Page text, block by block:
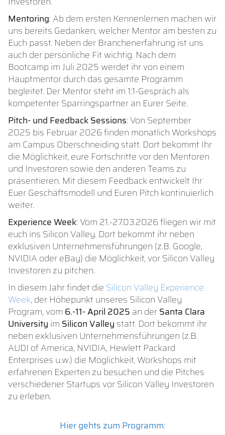
Mentoring: Ab dem ersten Kennenlernen machen wir
uns bereits Gedanken, welcher Mentor am besten zu
Euch passt. Neben der Branchenerfahrung ist uns
auch der persönliche Fit wichtig. Nach dem
Bootcamp im Juli 2025 werdet ihr von einem
Hauptmentor durch das gesamte Programm
begleitet. Der Mentor steht im 1:1-Gespräch als
kompetenter Sparringspartner an Eurer Seite.
Pitch- und Feedback Sessions: Von September
2025 bis Februar 2026 finden monatlich Workshops
am Campus Oberschneiding statt. Dort bekommt Ihr
die Möglichkeit, eure Fortschritte vor den Mentoren
und Investoren sowie den anderen Teams zu
präsentieren. Mit diesem Feedback entwickelt Ihr
Euer Geschäftsmodell und Euren Pitch kontinuierlich
weiter.
Experience Week: Vom 21.-27.03.2026 fliegen wir mit
euch ins Silicon Valley. Dort bekommt ihr neben
exklusiven Unternehmensführungen (z.B. Google,
NVIDIA oder eBay) die Möglichkeit, vor Silicon Valley
Investoren zu pitchen.
In diesem Jahr findet die Silicon Valley Experience
Week, der Höhepunkt unseres Silicon Valley
Program, vom 6.-11- April 2025 an derSanta Clara
University im Silicon Valley statt. Dort bekommt ihr
neben exklusiven Unternehmensführungen (z.B.
AUDI of America, NVIDIA, Hewlett Packard
Enterprises u.w.) die Möglichkeit, Workshops mit
erfahrenen Experten zu besuchen und die Pitches
verschiedener Startups vor Silicon Valley Investoren
zu erleben.
Hier gehts zum Programm: